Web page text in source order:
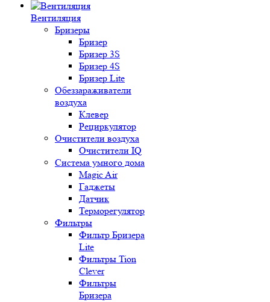
Вентиляция
Бризеры
Бризер
Бризер 3S
Бризер 4S
Бризер Lite
Обеззараживатели
воздуха
Клевер
Рециркулятор
Очистители воздуха
Очистители IQ
Система умного дома
Magic Air
Гаджеты
Датчик
Терморегулятор
Фильтры
Фильтр Бризера
Lite
Фильтры Tion
Clever
Фильтры
Бризера